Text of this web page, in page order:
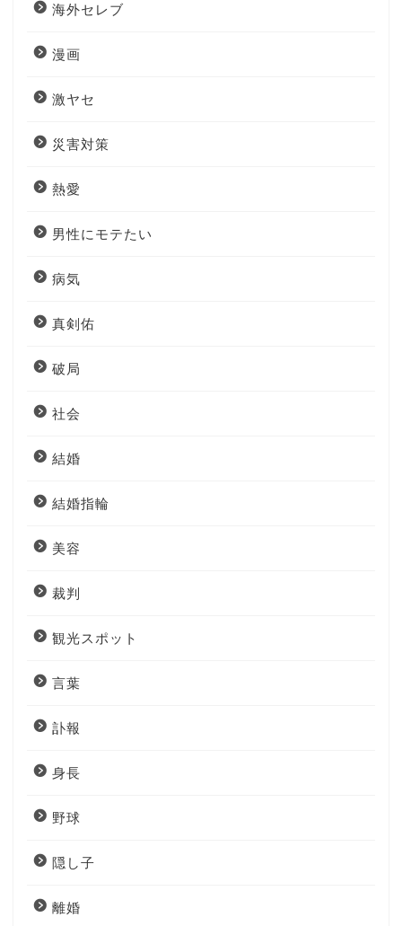
海外セレブ
漫画
激ヤセ
災害対策
熱愛
男性にモテたい
病気
真剣佑
破局
社会
結婚
結婚指輪
美容
裁判
観光スポット
言葉
訃報
身長
野球
隠し子
離婚